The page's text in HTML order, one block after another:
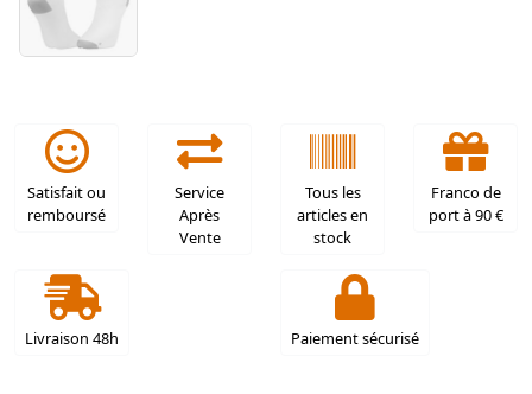
Satisfait ou
remboursé
Service
Après
Vente
Tous les
articles en
stock
Franco de
port à 90 €
Livraison 48h Paiement sécurisé